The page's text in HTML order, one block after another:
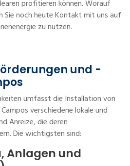
profitieren können. Worauf
Sie noch heute Kontakt mit uns auf
zu nutzen.
und -
umfasst die Installation von
verschiedene lokale und
Anreize, die deren
Die wichtigsten sind:
Anlagen und